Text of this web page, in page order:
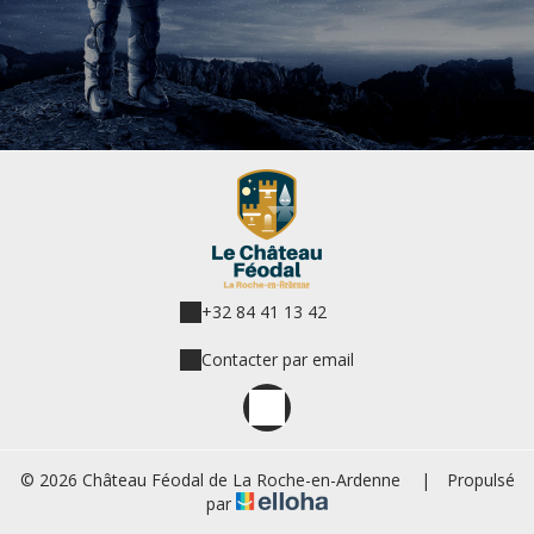
+32 84 41 13 42
Contacter par email
© 2026 Château Féodal de La Roche-en-Ardenne |
Propulsé
par